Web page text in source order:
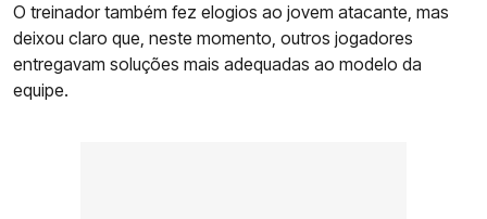
O treinador também fez elogios ao jovem atacante, mas
deixou claro que, neste momento, outros jogadores
entregavam soluções mais adequadas ao modelo da
equipe.